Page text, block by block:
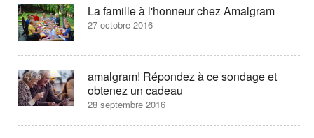
La famille à l'honneur chez Amalgram
27 octobre 2016
amalgram! Répondez à ce sondage et
obtenez un cadeau
28 septembre 2016